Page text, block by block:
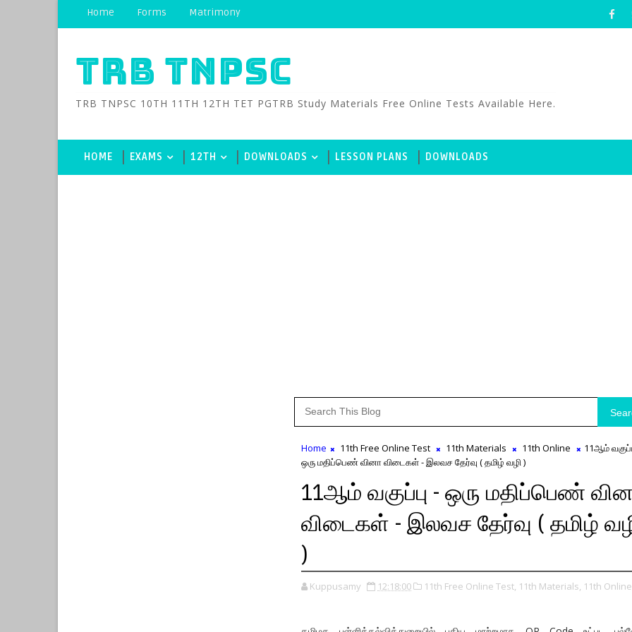
Home Forms Matrimony
TRB TNPSC
TRB TNPSC 10TH 11TH 12TH TET PGTRB Study Materials Free Online Tests Available Here.
HOME EXAMS 12TH DOWNLOADS LESSON PLANS DOWNLOADS
Home 11th Free Online Test 11th Materials 11th Online
11ஆம்
ஒரு மதிப்பெண் வினா விடைகள் - இலவச தேர்வு ( தமிழ் வழி )
11ஆம் வகுப்பு - ஒரு மதிப்பெண்
விடைகள் - இலவச தேர்வு ( தமிழ்
)
Kuppusamy 12:18:00 11th Free Online Test, 11th Materials, 11th